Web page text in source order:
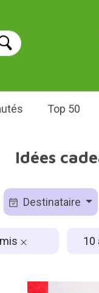
Top 50
Idées
Destinataire
10